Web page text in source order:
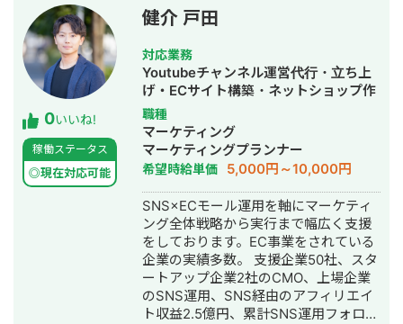
連続で150％以上の業績アップを実現
【略歴】 2018年〜2021年 ・外壁塗装
会社の集客のプロとして個人事業主で
活動 2022年〜 ・トソーマ株式会社
代表取締役 >リフォーム業・建設業
の集客支援 >SEO事業 >リスティ
ング広告事業 >ホームページ・LP制
作事業 LINE（無料相談をご希望の方）
https://s.lmes.jp/landing-
qr/2000788262-7YNDe1MK?
uLand=UGw3dP トソーマ株式会社公
式サイト https://tosoma.co.jp 無料で
相談も受け付けています。 興味がある
方は、LINEでお気軽にご連絡ください
ませ。
フォーム、整骨院のローカルビジネス
を展開し、リアルタイムで仮説検証を
経て研磨された成功確度の高い施策を
提供。 成果の出るローカルビジネスの
デジタルマーケティングならお任せく
ださい！
0いいね!
稼働ステータス
◎現在対応可能
健介 戸田
対応業務
Youtubeチャンネル運営代行・立ち上
げ・ECサイト構築・ネットショップ作
成代行・SEO対策・新規事業立上・
SNS運用代行・記事作成代行・ライテ
ィング・リスティング広告運用代行・
オウンドメディア制作・構築・運用代
行・動画制作・動画編集
職種
マーケティング
マーケティングプランナー
希望時給単価 5,000円～10,000円
SNS×ECモール運用を軸にマーケティ
ング全体戦略から実行まで幅広く支援
をしております。EC事業をされている
企業の実績多数。 支援企業50社、スタ
ートアップ企業2社のCMO、上場企業
のSNS運用、SNS経由のアフィリエイ
ト収益2.5億円、累計SNS運用フォロワ